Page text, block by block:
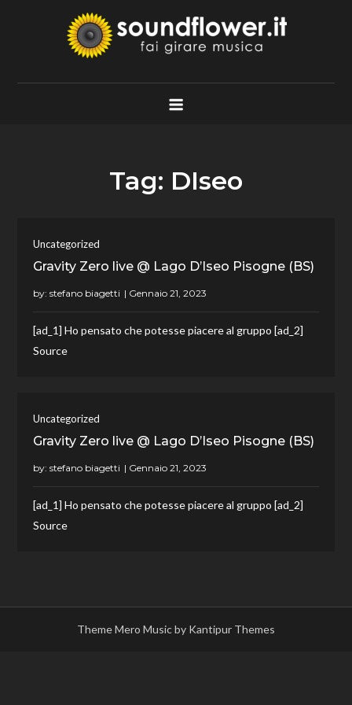
Soundflower.it
Fai Girare Musica
Tag: DIseo
Uncategorized
Gravity Zero live @ Lago D’Iseo Pisogne (BS)
by:stefano biagetti
[ad_1] Ho pensato che potesse piacere al gruppo [ad_2]
Source
Uncategorized
Gravity Zero live @ Lago D’Iseo Pisogne (BS)
by:stefano biagetti
[ad_1] Ho pensato che potesse piacere al gruppo [ad_2]
Source
Theme Mero Music by Kantipur Themes